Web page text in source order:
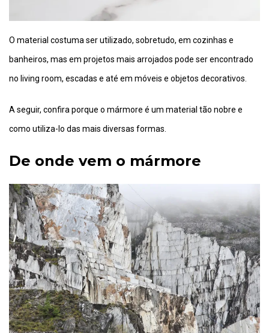
O material costuma ser utilizado, sobretudo, em cozinhas e
banheiros, mas em projetos mais arrojados pode ser encontrado
no living room, escadas e até em móveis e objetos decorativos.
A seguir, confira porque o mármore é um material tão nobre e
como utiliza-lo das mais diversas formas.
De onde vem o mármore